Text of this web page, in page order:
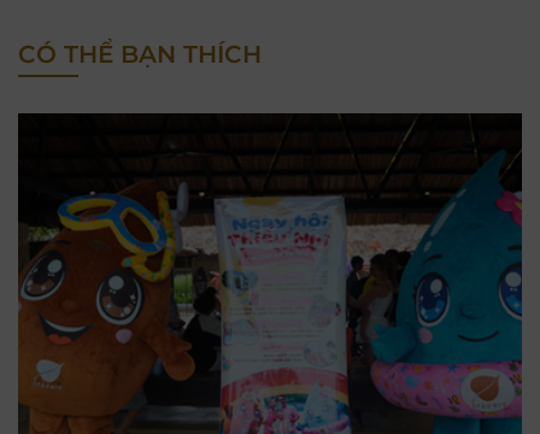
CÓ THỂ BẠN THÍCH